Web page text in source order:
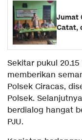
Jumat
Catat,
Sekitar pukul
memberikan
Polsek Ciracas,
Polsek.
berdialog hangat
PJU.